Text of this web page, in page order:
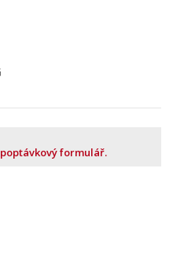
formulář.